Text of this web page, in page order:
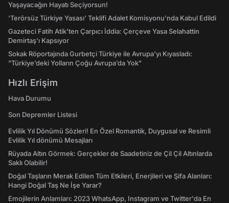
Yaşayacağın Hayatı Seçiyorsun!
‘Terörsüz Türkiye Yasası’ Teklifi Adalet Komisyonu'nda Kabul Edildi
Gazeteci Fatih Atik'ten Çarpıcı İddia: Çerçeve Yasa Selahattin
Demirtaş'ı Kapsıyor
Sokak Röportajında Gurbetçi Türkiye ile Avrupa'yı Kıyasladı:
"Türkiye’deki Yolların Çoğu Avrupa’da Yok"
Hızlı Erişim
Hava Durumu
Son Depremler Listesi
Evlilik Yıl Dönümü Sözleri! En Özel Romantik, Duygusal ve Resimli
Evlilik Yıl dönümü Mesajları
Rüyada Altın Görmek: Gerçekler de Saadetiniz de Çil Çil Altınlarda
Saklı Olabilir!
Doğal Taşların Merak Edilen Tüm Etkileri, Enerjileri ve Şifa Alanları:
Hangi Doğal Taş Ne İşe Yarar?
Emojilerin Anlamları: 2023 WhatsApp, Instagram ve Twitter'da En